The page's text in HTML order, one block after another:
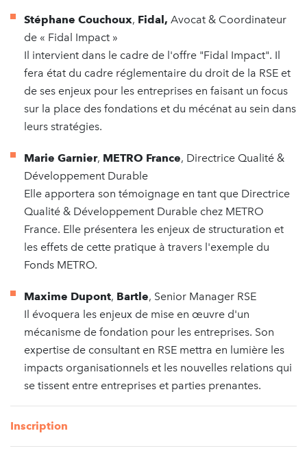
Stéphane Couchoux, Fidal, Avocat & Coordinateur
de « Fidal Impact »
Il intervient dans le cadre de l'offre "Fidal Impact". Il
fera état du cadre réglementaire du droit de la RSE et
de ses enjeux pour les entreprises en faisant un focus
sur la place des fondations et du mécénat au sein dans
leurs stratégies.
Marie Garnier, METRO France, Directrice Qualité &
Développement Durable
Elle apportera son témoignage en tant que Directrice
Qualité & Développement Durable chez METRO
France. Elle présentera les enjeux de structuration et
les effets de cette pratique à travers l'exemple du
Fonds METRO.
Maxime Dupont, Bartle, Senior Manager RSE
Il évoquera les enjeux de mise en œuvre d'un
mécanisme de fondation pour les entreprises. Son
expertise de consultant en RSE mettra en lumière les
impacts organisationnels et les nouvelles relations qui
se tissent entre entreprises et parties prenantes.
Inscription